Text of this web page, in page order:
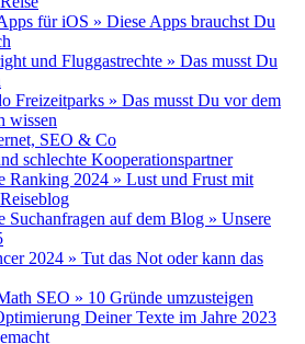
für iOS » Diese Apps brauchst Du
und Fluggastrechte » Das musst Du
Freizeitparks » Das musst Du vor dem
wissen
SEO & Co
schlechte Kooperationspartner
Ranking 2024 » Lust und Frust mit
Suchanfragen auf dem Blog » Unsere
2024 » Tut das Not oder kann das
SEO » 10 Gründe umzusteigen
Deiner Texte im Jahre 2023